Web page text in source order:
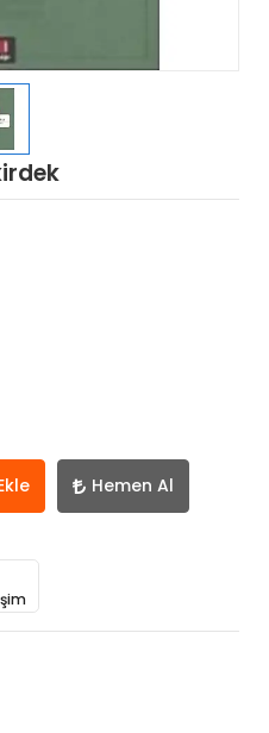
Hemen Al